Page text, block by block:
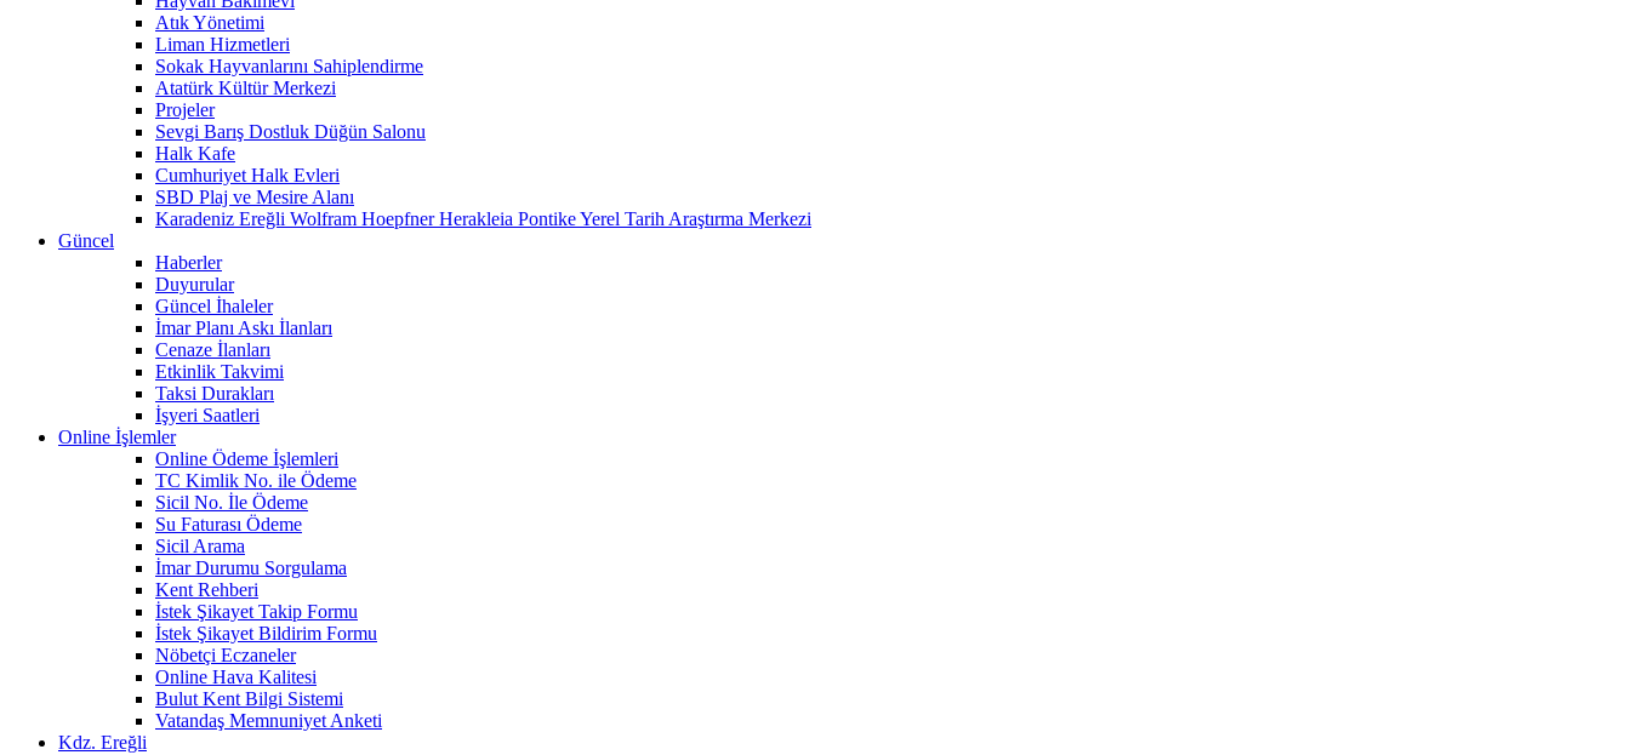
Atık Yönetimi
Liman Hizmetleri
Sokak Hayvanlarını Sahiplendirme
Atatürk Kültür Merkezi
Projeler
Sevgi Barış Dostluk Düğün Salonu
Halk Kafe
Cumhuriyet Halk Evleri
SBD Plaj ve Mesire Alanı
Karadeniz Ereğli Wolfram Hoepfner Herakleia Pontike Yerel Tarih Araştırma Merkezi
Güncel
Haberler
Duyurular
Güncel İhaleler
İmar Planı Askı İlanları
Cenaze İlanları
Etkinlik Takvimi
Taksi Durakları
İşyeri Saatleri
Online İşlemler
Online Ödeme İşlemleri
TC Kimlik No. ile Ödeme
Sicil No. İle Ödeme
Su Faturası Ödeme
Sicil Arama
İmar Durumu Sorgulama
Kent Rehberi
İstek Şikayet Takip Formu
İstek Şikayet Bildirim Formu
Nöbetçi Eczaneler
Online Hava Kalitesi
Bulut Kent Bilgi Sistemi
Vatandaş Memnuniyet Anketi
Kdz. Ereğli